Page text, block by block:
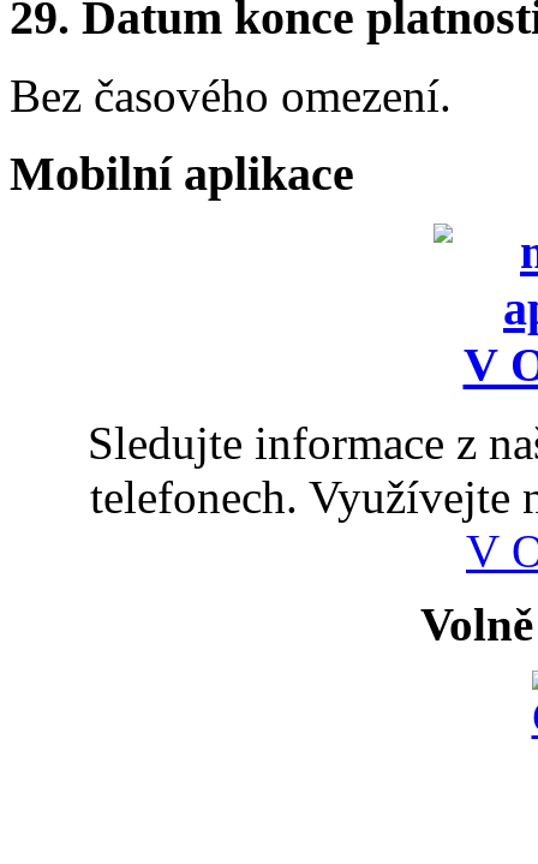
29. Datum konce
Bez časového omezení.
Mobilní aplikace
Sledujte informace z
telefonech. Využívejte
V